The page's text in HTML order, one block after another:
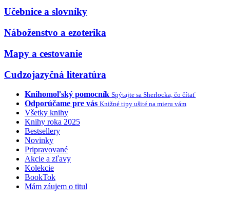
Učebnice a slovníky
Náboženstvo a ezoterika
Mapy a cestovanie
Cudzojazyčná literatúra
Knihomoľský pomocník Spýtajte sa Sherlocka, čo čítať
Odporúčame pre vás Knižné tipy ušité na mieru vám
Všetky knihy
Knihy roka 2025
Bestsellery
Novinky
Pripravované
Akcie a zľavy
Kolekcie
BookTok
Mám záujem o titul